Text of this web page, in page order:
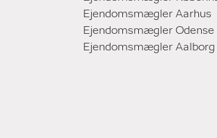
Ejendomsmægler Aarhus
Ejendomsmægler Odense
Ejendomsmægler Aalborg